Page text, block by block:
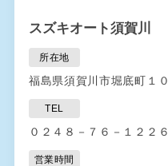
スズキオート須賀川
所在地
福島県須賀川市堀底町１０
TEL
０２４８－７６－１２２６
営業時間